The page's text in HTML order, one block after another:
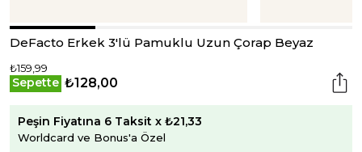
DeFacto Erkek 3'lü Pamuklu Uzun Çorap Beyaz
₺159,99
Sepette ₺128,00
Peşin Fiyatına 6 Taksit x ₺21,33
Worldcard ve Bonus'a Özel